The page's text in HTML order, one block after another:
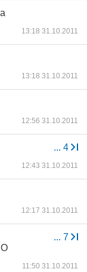
13:18 31.10.2011
13:18 31.10.2011
12:56 31.10.2011
... 4
12:43 31.10.2011
12:17 31.10.2011
... 7
О
11:50 31.10.2011